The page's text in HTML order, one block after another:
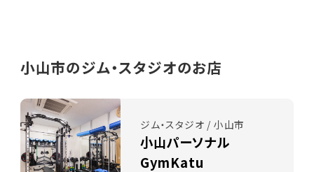
小山市のジム・スタジオのお店
ジム・スタジオ / 小山市
小山パーソナル
GymKatu